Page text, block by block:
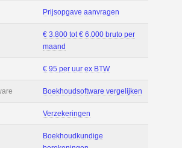
PROJECTLEIDER
Prijsopgave
€ 3.800 tot € 6.000
maand